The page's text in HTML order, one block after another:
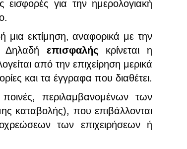
εισφορές για την ημερολογιακή
μια εκτίμηση, αναφορικά με την
Δηλαδή επισφαλήςκρίνεται η
από την επιχείρηση μερικά
και τα έγγραφα που διαθέτει.
περιλαμβανομένων των
καταβολής), που επιβάλλονται
των επιχειρήσεων ή